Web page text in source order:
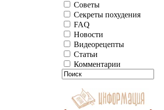
Советы
Секреты похудения
FAQ
Новости
Видеорецепты
Статьи
Комментарии